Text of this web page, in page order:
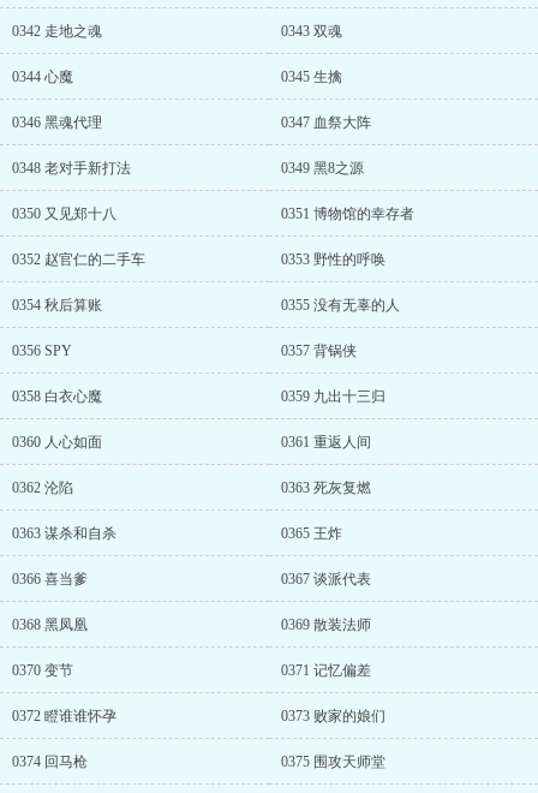
0342 走地之魂 0343 双魂
0344 心魔 0345 生擒
0346 黑魂代理 0347 血祭大阵
0348 老对手新打法 0349 黑8之源
0350 又见郑十八 0351 博物馆的幸存者
0352 赵官仁的二手车 0353 野性的呼唤
0354 秋后算账 0355 没有无辜的人
0356 SPY 0357 背锅侠
0358 白衣心魔 0359 九出十三归
0360 人心如面 0361 重返人间
0362 沦陷 0363 死灰复燃
0363 谋杀和自杀 0365 王炸
0366 喜当爹 0367 谈派代表
0368 黑凤凰 0369 散装法师
0370 变节 0371 记忆偏差
0372 瞪谁谁怀孕 0373 败家的娘们
0374 回马枪 0375 围攻天师堂